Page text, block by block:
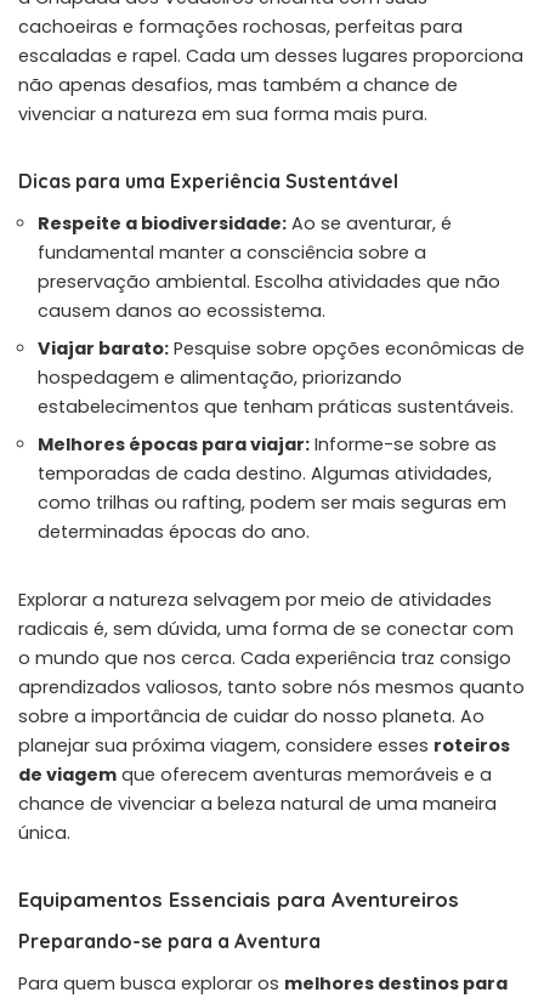
cachoeiras e formações rochosas, perfeitas para
escaladas e rapel. Cada um desses lugares proporciona
não apenas desafios, mas também a chance de
vivenciar a natureza em sua forma mais pura.
Dicas para uma Experiência Sustentável
Respeite a biodiversidade: Ao se aventurar, é
fundamental manter a consciência sobre a
preservação ambiental. Escolha atividades que não
causem danos ao ecossistema.
Viajar barato: Pesquise sobre opções econômicas de
hospedagem e alimentação, priorizando
estabelecimentos que tenham práticas sustentáveis.
Melhores épocas para viajar: Informe-se sobre as
temporadas de cada destino. Algumas atividades,
como trilhas ou rafting, podem ser mais seguras em
determinadas épocas do ano.
Explorar a natureza selvagem por meio de atividades
radicais é, sem dúvida, uma forma de se conectar com
o mundo que nos cerca. Cada experiência traz consigo
aprendizados valiosos, tanto sobre nós mesmos quanto
sobre a importância de cuidar do nosso planeta. Ao
planejar sua próxima viagem, considere esses roteiros
de viagem que oferecem aventuras memoráveis e a
chance de vivenciar a beleza natural de uma maneira
única.
Equipamentos Essenciais para Aventureiros
Preparando-se para a Aventura
Para quem busca explorar os melhores destinos para